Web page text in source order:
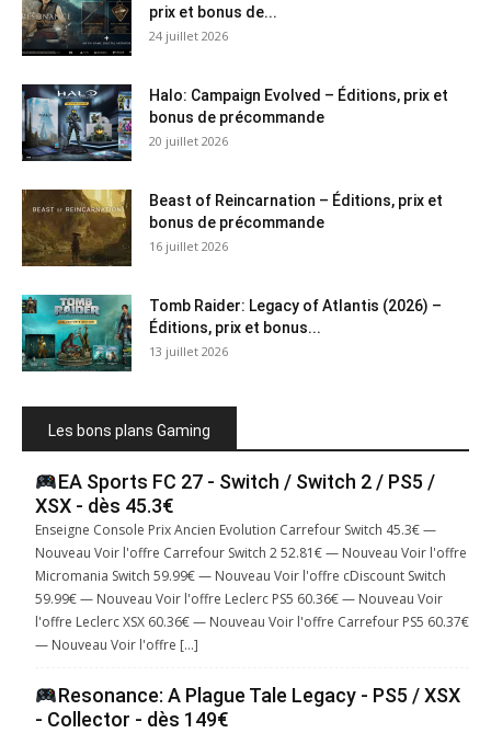
prix et bonus de...
24 juillet 2026
Halo: Campaign Evolved – Éditions, prix et
bonus de précommande
20 juillet 2026
Beast of Reincarnation – Éditions, prix et
bonus de précommande
16 juillet 2026
Tomb Raider: Legacy of Atlantis (2026) –
Éditions, prix et bonus...
13 juillet 2026
Les bons plans Gaming
EA Sports FC 27 - Switch / Switch 2 / PS5 /
XSX - dès 45.3€
Enseigne Console Prix Ancien Evolution Carrefour Switch 45.3€ —
Nouveau Voir l'offre Carrefour Switch 2 52.81€ — Nouveau Voir l'offre
Micromania Switch 59.99€ — Nouveau Voir l'offre cDiscount Switch
59.99€ — Nouveau Voir l'offre Leclerc PS5 60.36€ — Nouveau Voir
l'offre Leclerc XSX 60.36€ — Nouveau Voir l'offre Carrefour PS5 60.37€
— Nouveau Voir l'offre […]
Resonance: A Plague Tale Legacy - PS5 / XSX
- Collector - dès 149€